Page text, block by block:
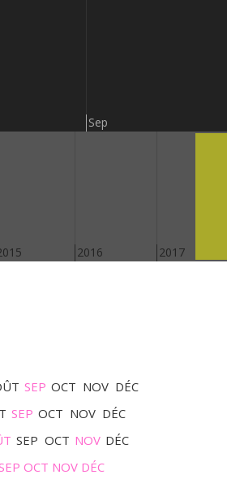
Sep
2016 2017
SEP OCT NOV DÉC
SEP OCT NOV DÉC
SEP OCT NOV DÉC
OCT NOV DÉC